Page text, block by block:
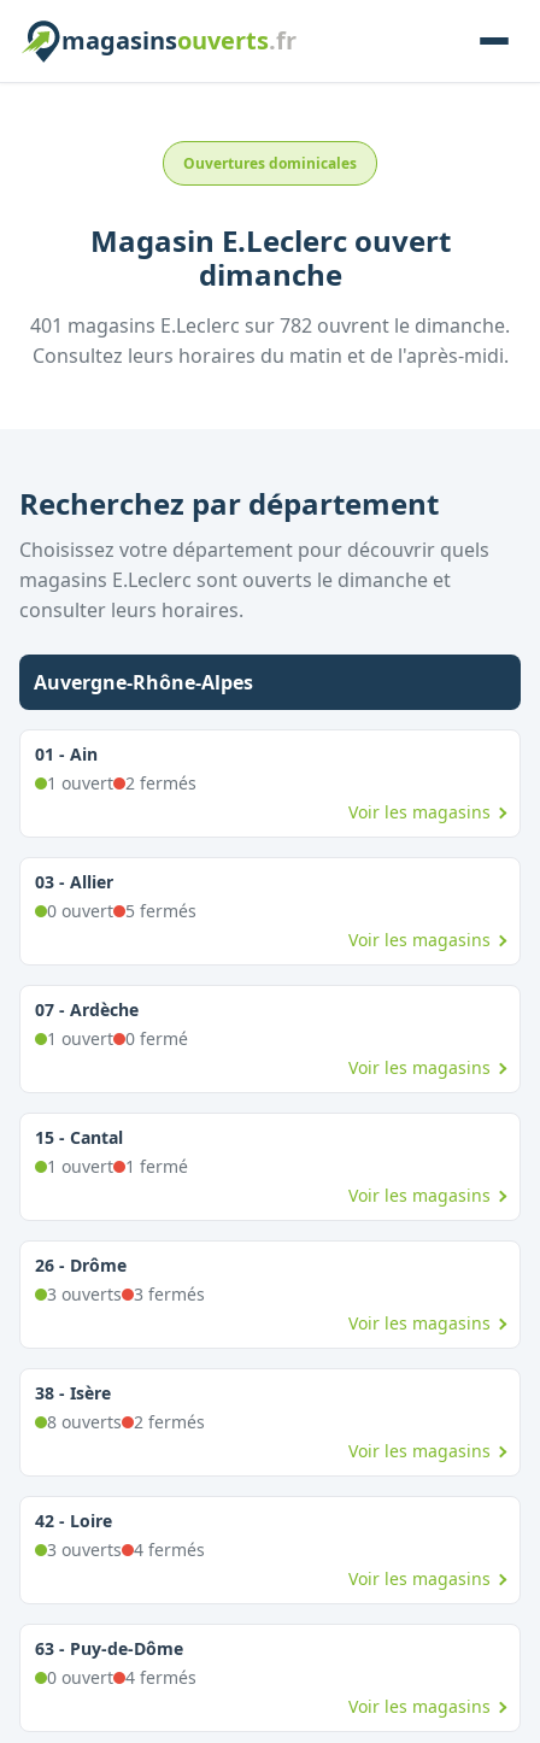
magasinsouverts.fr
Ouvertures dominicales
Magasin E.Leclercouvert
dimanche
401 magasins E.Leclerc sur782 ouvrent le dimanche.
Consultez leurs horaires du matin et de l'après-midi.
Recherchez par département
Choisissez votre département pour découvrir quels
magasins E.Leclerc sont ouverts le dimanche et
consulter leurs horaires.
Auvergne-Rhône-Alpes
01 - Ain
1 ouvert 2fermés
Voir les magasins
03 - Allier
0ouvert 5 fermés
Voir les magasins
07 - Ardèche
1 ouvert 0fermé
Voir les magasins
15 - Cantal
1 ouvert 1 fermé
Voir les magasins
26 - Drôme
3 ouverts 3 fermés
Voir les magasins
38 - Isère
8ouverts 2fermés
Voir les magasins
42 - Loire
3 ouverts 4fermés
Voir les magasins
63 - Puy-de-Dôme
0ouvert 4fermés
Voir les magasins